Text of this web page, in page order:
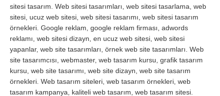
sitesi tasarım. Web sitesi tasarımları, web sitesi tasarlama, web
sitesi, ucuz web sitesi, web sitesi tasarımı, web sitesi tasarım
örnekleri. Google reklam, google reklam firması, adwords
reklamı, web sitesi dizayn, en ucuz web sitesi, web sitesi
yapanlar, web site tasarımları, örnek web site tasarımları. Web
site tasarımcısı, webmaster, web tasarım kursu, grafik tasarım
kursu, web site tasarımı, web site dizayn, web site tasarım
örnekleri. Web tasarım siteleri, web tasarım örnekleri, web
tasarım kampanya, kaliteli web tasarım, web tasarım sitesi.